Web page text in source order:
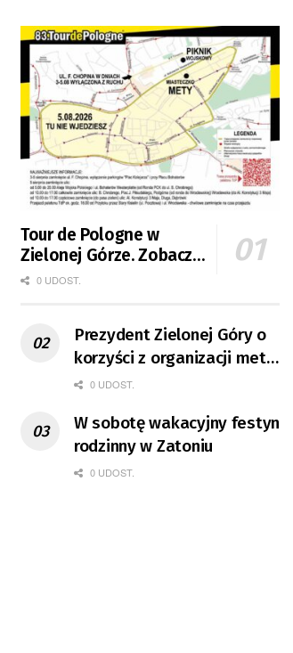
Tour de Pologne w
Zielonej Górze. Zobacz
zmiany w organizacji
0 UDOST.
Prezydent Zielonej Góry o
korzyści z organizacji mety
Tour de Pologne
0 UDOST.
W sobotę wakacyjny festyn
rodzinny w Zatoniu
0 UDOST.